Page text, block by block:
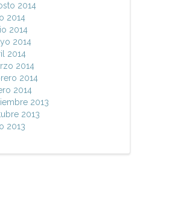
2014
2014
2014
2014
2014
2014
2014
2014
2013
2013
2013